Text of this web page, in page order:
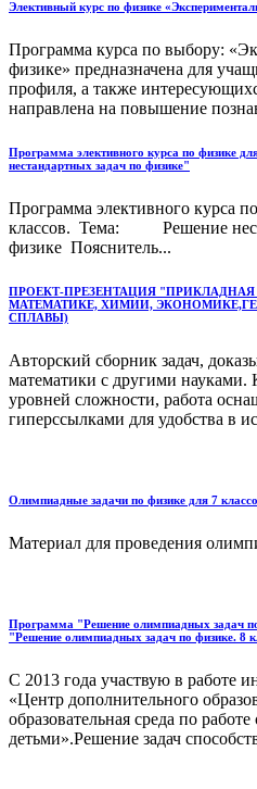
Элективный курс по физике
Программа курса по выбору:
физике» предназначена для
профиля, а также
направлена на повышение
Программа элективного курса по физике
нестандартных задач по физике"
Программа элективного курса
классов. Тема: Решение
физике Пояснитель...
ПРОЕКТ-ПРЕЗЕНТАЦИЯ "ПРИКЛАДНАЯ
МАТЕМАТИКЕ, ХИМИИ,
СПЛАВЫ)
Авторский сборник задач,
математики с другими науками.
уровней сложности, работа
гиперссылками для удобства в
Олимпиадные задачи по физике для 7
Материал для проведения
Программа "Решение олимпиадных задач
"Решение олимпиадных задач по физике. 8
С 2013 года участвую в работе
«Центр дополнительного
образовательная среда по
детьми».Решение задач